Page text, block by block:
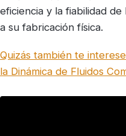
eficiencia y la fiabilidad
a su fabricación física.
Quizás también te
la Dinámica de Fluidos